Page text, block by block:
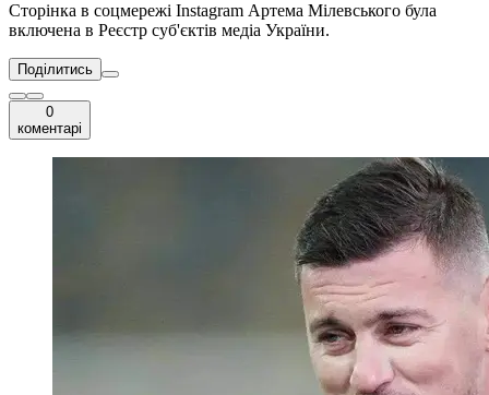
Сторінка в соцмережі Instagram Артема Мілевського була
включена в Реєстр суб'єктів медіа України.
Поділитись
0
коментарі